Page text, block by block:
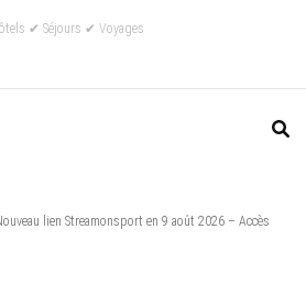
✔ Séjours ✔ Voyages
lien Streamonsport en 9 août 2026 – Accès